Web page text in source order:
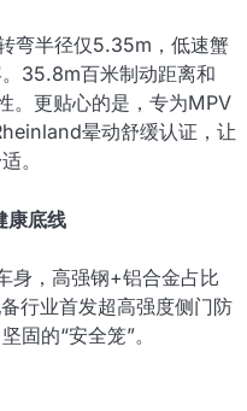
弯半径仅5.35m，低速蟹
35.8m百米制动距离和
。更贴心的是，专为MPV
晕动舒缓认证，让
。
康底线
身，高强钢+铝合金占比
行业首发超高强度侧门防
固的“安全笼”。